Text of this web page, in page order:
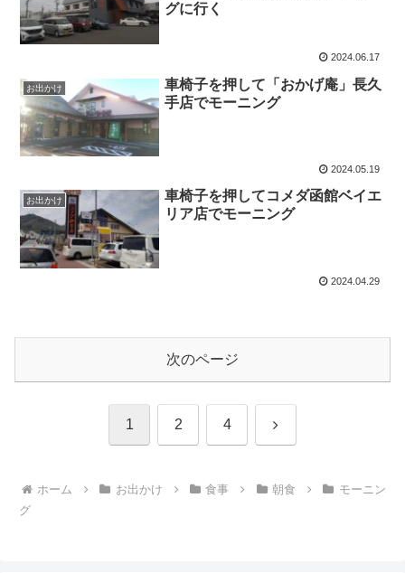
グに行く
2024.06.17
お出かけ
車椅子を押して「おかげ庵」長久
手店でモーニング
2024.05.19
お出かけ
車椅子を押してコメダ函館ベイエ
リア店でモーニング
2024.04.29
次のページ
1 2 4 次
ホーム お出かけ 食事 朝食
モーニン
グ